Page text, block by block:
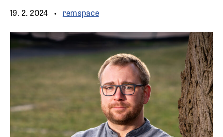
19. 2. 2024 remspace